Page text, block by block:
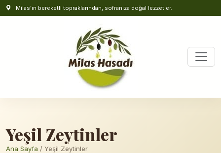
Milas’ın bereketli topraklarından, sofranıza doğal lezzetler.
Yeşil Zeytinler
Ana Sayfa / Yeşil Zeytinler